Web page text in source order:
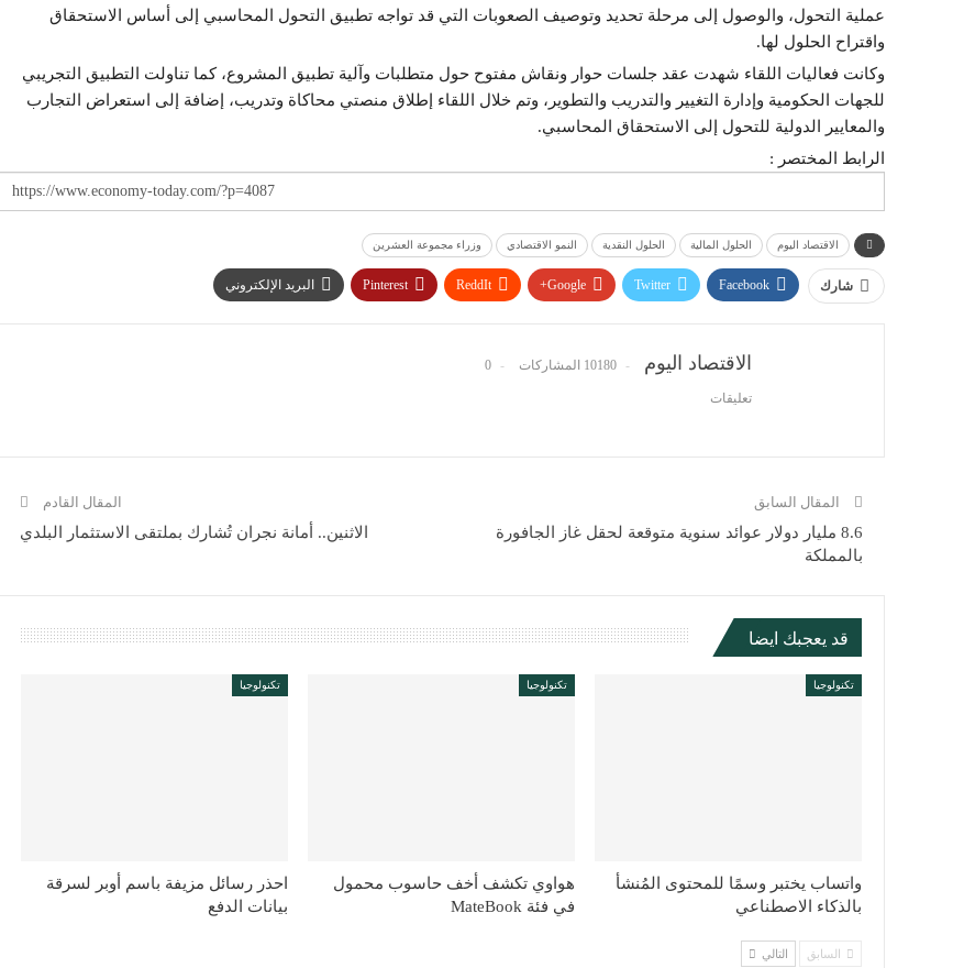
عملية التحول، والوصول إلى مرحلة تحديد وتوصيف الصعوبات التي قد تواجه تطبيق التحول المحاسبي إلى أساس الاستحقاق
واقتراح الحلول لها.
وكانت فعاليات اللقاء شهدت عقد جلسات حوار ونقاش مفتوح حول متطلبات وآلية تطبيق المشروع، كما تناولت التطبيق التجريبي
للجهات الحكومية وإدارة التغيير والتدريب والتطوير، وتم خلال اللقاء إطلاق منصتي محاكاة وتدريب، إضافة إلى استعراض التجارب
والمعايير الدولية للتحول إلى الاستحقاق المحاسبي.
الرابط المختصر :
الاقتصاد اليوم الحلول المالية الحلول النقدية النمو الاقتصادي وزراء مجموعة العشرين
شارك Facebook
Twitter
Google+
ReddIt
Pinterest البريد الإلكتروني
الاقتصاد اليوم 10180 المشاركات 0
تعليقات
المقال السابق
8.6 مليار دولار عوائد سنوية متوقعة لحقل غاز الجافورة
بالمملكة
المقال القادم
الاثنين.. أمانة نجران تُشارك بملتقى الاستثمار البلدي
قد يعجبك ايضا
تكنولوجيا
واتساب يختبر وسمًا للمحتوى المُنشأ
بالذكاء الاصطناعي
تكنولوجيا
هواوي تكشف أخف حاسوب محمول
في فئة MateBook
تكنولوجيا
احذر رسائل مزيفة باسم أوبر لسرقة
بيانات الدفع
السابق التالي